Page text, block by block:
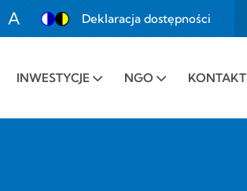
size to 100%
A
Deklaracja dostępności
INWESTYCJE NGO KONTAKT